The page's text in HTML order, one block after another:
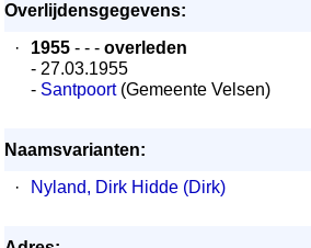
Overlijdensgegevens:
·
1955 - - - overleden
- 27.03.1955
- Santpoort(Gemeente Velsen)
Naamsvarianten:
·
Nyland, Dirk Hidde (Dirk)